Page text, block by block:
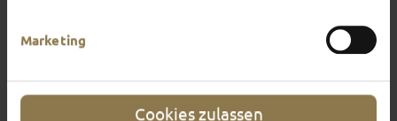
Marketing
Cookies zulassen